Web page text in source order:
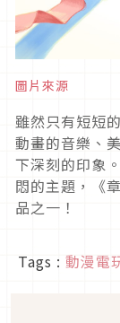
圖片來源
雖然只有短短
動畫的音樂、
下深刻的印象
悶的主題，《
品之一！
Tags : 動漫電